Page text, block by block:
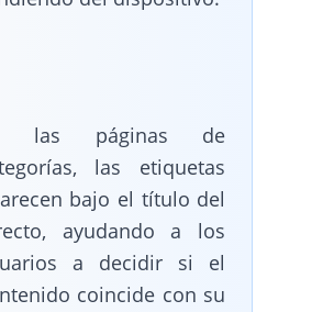
las páginas de
las etiquetas
bajo el título del
ayudando a los
a decidir si el
coincide con su